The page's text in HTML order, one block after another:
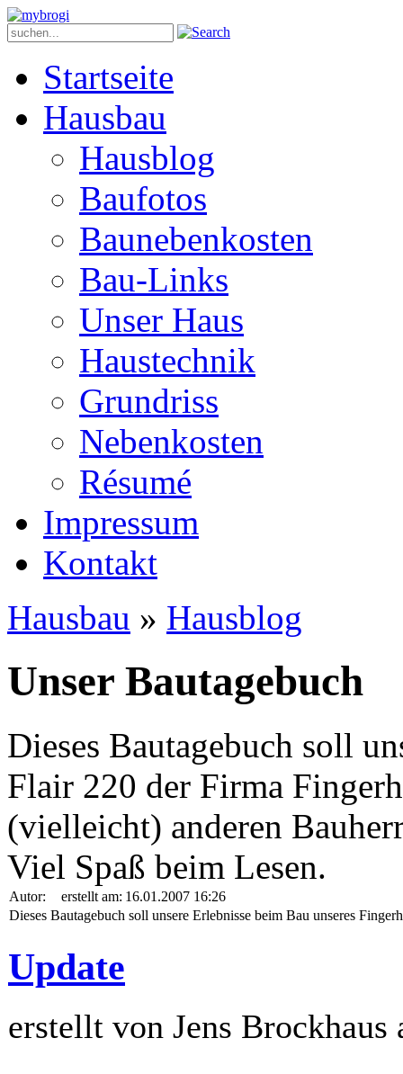
Startseite
Hausbau
Hausblog
Baufotos
Baunebenkosten
Bau-Links
Unser Haus
Haustechnik
Grundriss
Nebenkosten
Ré­su­mé
Impressum
Kontakt
Hausbau » Hausblog
Unser Bautagebuch
Dieses Bautagebuch soll
Flair 220 der Firma
(vielleicht) anderen
Viel Spaß beim Lesen.
Autor: erstellt am: 16.01.2007 16:26
Dieses Bautagebuch soll unsere Erlebnisse beim Bau unseres
Update
erstellt von Jens Brockhaus